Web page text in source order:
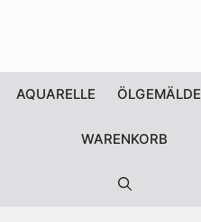
AQUARELLE ÖLGEMÄLDE
WARENKORB